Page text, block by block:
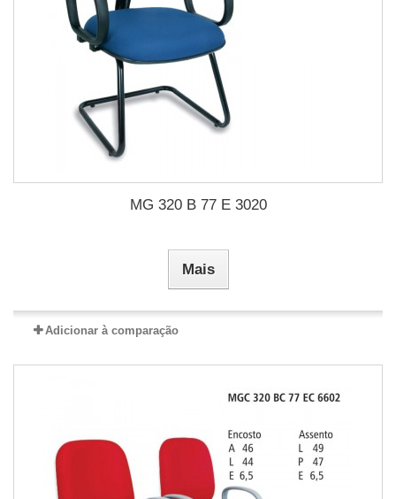
MG 320 B 77 E 3020
Mais
Adicionar à comparação